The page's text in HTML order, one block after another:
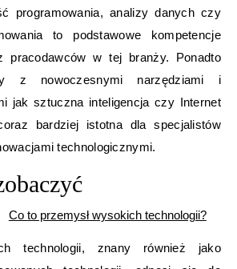
programowania, analizy danych czy
to podstawowe kompetencje
pracodawców w tej branży. Ponadto
z nowoczesnymi narzędziami i
jak sztuczna inteligencja czy Internet
bardziej istotna dla specjalistów
technologicznymi.
Co to przemysł wysokich technologii?
technologii, znany również jako